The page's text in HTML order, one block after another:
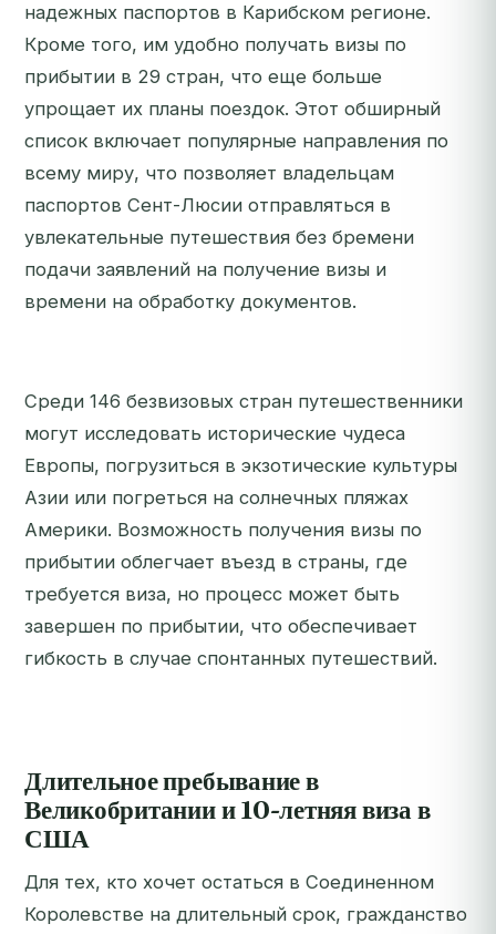
надежных паспортов в Карибском регионе.
Кроме того, им удобно получать визы по
прибытии в 29 стран, что еще больше
упрощает их планы поездок. Этот обширный
список включает популярные направления по
всему миру, что позволяет владельцам
паспортов Сент-Люсии отправляться в
увлекательные путешествия без бремени
подачи заявлений на получение визы и
времени на обработку документов.
Среди 146 безвизовых стран путешественники
могут исследовать исторические чудеса
Европы, погрузиться в экзотические культуры
Азии или погреться на солнечных пляжах
Америки. Возможность получения визы по
прибытии облегчает въезд в страны, где
требуется виза, но процесс может быть
завершен по прибытии, что обеспечивает
гибкость в случае спонтанных путешествий.
Длительное пребывание в
Великобритании и 10-летняя виза в
США
Для тех, кто хочет остаться в Соединенном
Королевстве на длительный срок, гражданство